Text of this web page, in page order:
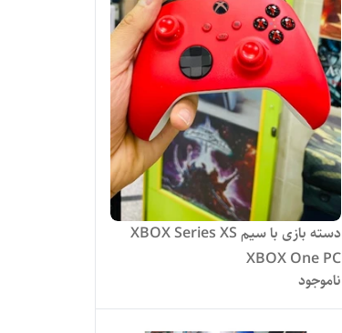
دسته بازی با سیم XBOX Series XS
XBOX One PC
ناموجود